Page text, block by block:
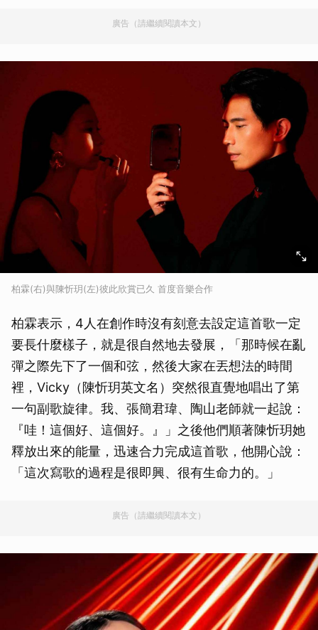
廣告（請繼續閱讀本文）
柏霖(右)與陳忻玥(左)彼此欣賞已久 首度音樂合作
柏霖表示，4人在創作時沒有刻意去設定這首歌一定
要長什麼樣子，就是很自然地去發展，「那時候在亂
彈之際先下了一個和弦，然後大家在丟想法的時間
裡，Vicky（陳忻玥英文名）突然很直覺地唱出了第
一句副歌旋律。我、張簡君瑋、陶山老師就一起說：
『哇！這個好、這個好。』」之後他們順著陳忻玥她
釋放出來的能量，迅速合力完成這首歌，他開心說：
「這次寫歌的過程是很即興、很有生命力的。」
廣告（請繼續閱讀本文）